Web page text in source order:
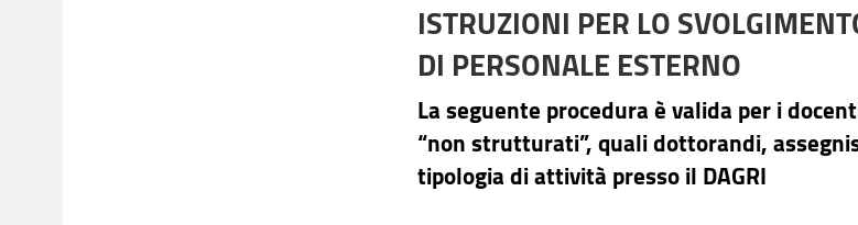
ISTRUZIONI PER LO
DI PERSONALE ESTERNO
La seguente procedura è valida per i
“non strutturati”, quali dottorandi,
tipologia di attività presso il DAGRI